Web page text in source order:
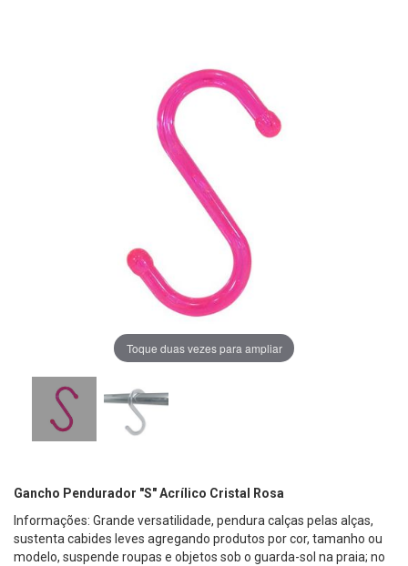
Toque duas vezes para ampliar
Gancho Pendurador "S" Acrílico Cristal Rosa
Informações: Grande versatilidade, pendura calças pelas alças,
sustenta cabides leves agregando produtos por cor, tamanho ou
modelo, suspende roupas e objetos sob o guarda-sol na praia; no